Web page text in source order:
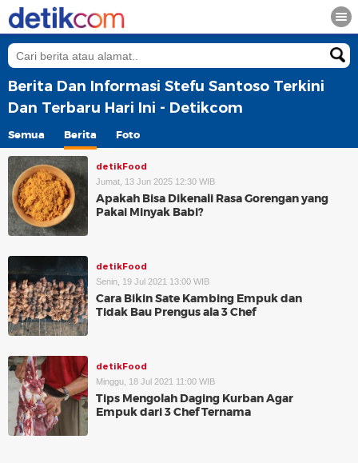
Berita Dan Informasi Stefu Santoso Terkini
Dan Terbaru Hari Ini - Detikcom
Semua Berita Foto
detikFood
Jumat, 13 Jun 2025 12:30 WIB
Apakah Bisa Dikenali Rasa Gorengan yang
Pakai Minyak Babi?
detikFood
Senin, 19 Jul 2021 13:00 WIB
Cara Bikin Sate Kambing Empuk dan
Tidak Bau Prengus ala 3 Chef
detikFood
Minggu, 18 Jul 2021 11:00 WIB
Tips Mengolah Daging Kurban Agar
Empuk dari 3 Chef Ternama